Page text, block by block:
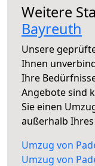
Weitere
Bayreuth
Unsere
Ihnen
Ihre
Angebote sind
Sie einen
außerhalb
Umzug von
Umzug von